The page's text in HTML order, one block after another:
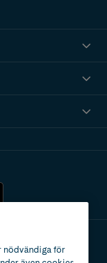
nödvändiga för